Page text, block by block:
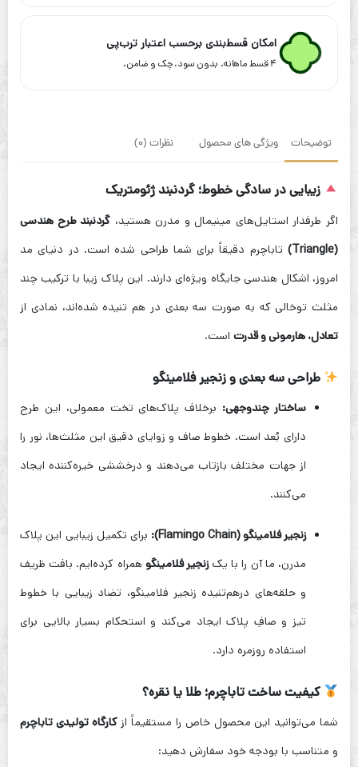
امکان قسط‌بندی برحسب اعتبار ترب‌پی
۴ قسط ماهانه. بدون سود، چک و ضامن.
توضیحات ویژگی های محصول نظرات (0)
زیبایی در سادگی خطوط؛ گردنبند ژئومتریک
اگر طرفدار استایل‌های مینیمال و مدرن هستید، گردنبند طرح هندسی
(Triangle)
تاباچرم دقیقاً برای شما طراحی شده است. در دنیای مد
امروز، اشکال هندسی جایگاه ویژه‌ای دارند. این پلاک زیبا با ترکیب چند
مثلث توخالی که به صورت سه بعدی در هم تنیده شده‌اند، نمادی از
تعادل، هارمونی و قدرت است.
طراحی سه بعدی و زنجیر فلامینگو
ساختار چندوجهی: برخلاف پلاک‌های تخت معمولی، این طرح
دارای بُعد است. خطوط صاف و زوایای دقیق این مثلث‌ها، نور را
از جهات مختلف بازتاب می‌دهند و درخششی خیره‌کننده ایجاد
می‌کنند.
زنجیر فلامینگو (Flamingo Chain):
برای تکمیل زیبایی این پلاک
مدرن، ما آن را با یکزنجیر فلامینگو همراه کرده‌ایم. بافت ظریف
و حلقه‌های درهم‌تنیده زنجیر فلامینگو، تضاد زیبایی با خطوط
تیز و صافِ پلاک ایجاد می‌کند و استحکام بسیار بالایی برای
استفاده روزمره دارد.
کیفیت ساخت تاباچرم؛ طلا یا نقره؟
شما می‌توانید این محصول خاص را مستقیماً ازکارگاه تولیدی تاباچرم
و متناسب با بودجه خود سفارش دهید: